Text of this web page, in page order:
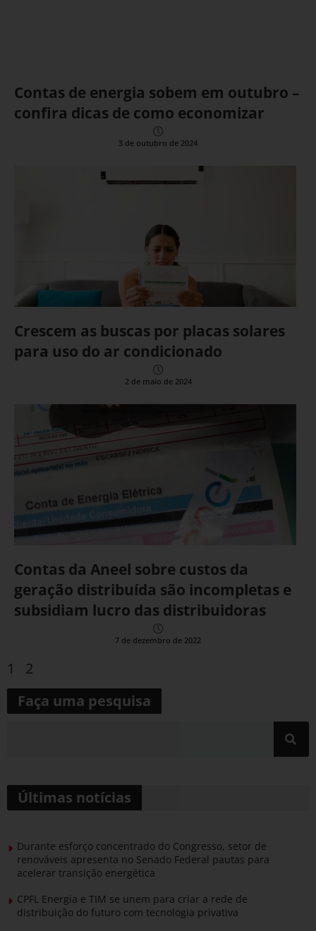
Contas de energia sobem em outubro –
confira dicas de como economizar
3 de outubro de 2024
Crescem as buscas por placas solares
para uso do ar condicionado
2 de maio de 2024
Contas da Aneel sobre custos da
geração distribuída são incompletas e
subsidiam lucro das distribuidoras
7 de dezembro de 2022
1
2
Faça uma pesquisa
Últimas notícias
Durante esforço concentrado do Congresso, setor de
renováveis apresenta no Senado Federal pautas para
acelerar transição energética
CPFL Energia e TIM se unem para criar a rede de
distribuição do futuro com tecnologia privativa